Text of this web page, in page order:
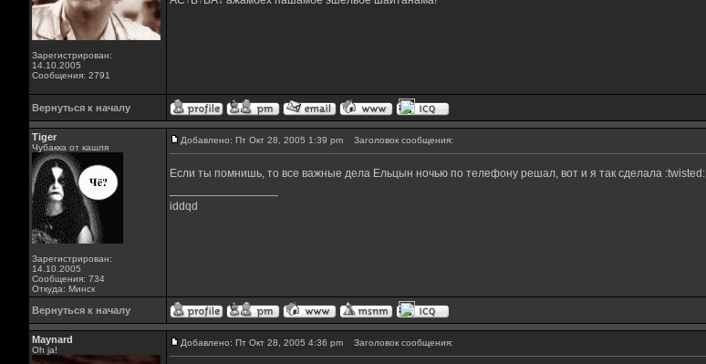
Зарегистрирован:
14.10.2005
Сообщения: 2791
Вернуться к началу
Tiger
Чубакка от кашля
Зарегистрирован:
14.10.2005
Сообщения: 734
Откуда: Минск
Добавлено: Пт Окт 28, 2005 1:39 pm Заголовок сообщения:
Если ты помнишь, то все важные дела Ельцын ночью по телефону решал, вот и я так сделала :twisted:
iddqd
Вернуться к началу
Maynard
Oh ja!
Добавлено: Пт Окт 28, 2005 4:36 pm Заголовок сообщения: